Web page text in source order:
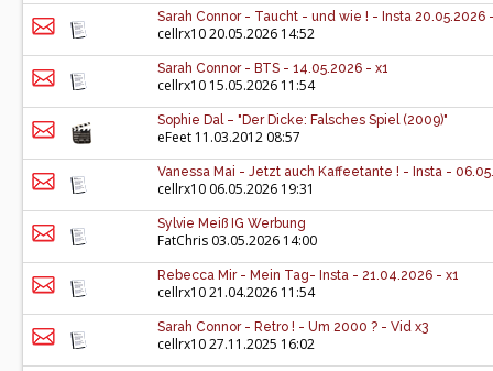
Sarah Connor - Taucht - und wie ! - Insta 20.05.2026
cellrx1020.05.2026 14:52
Sarah Connor - BTS - 14.05.2026 - x1
cellrx10 15.05.2026 11:54
Sophie Dal – "Der Dicke: Falsches Spiel (2009)"
eFeet 11.03.2012 08:57
Vanessa Mai - Jetzt auch Kaffeetante ! - Insta -
cellrx10 06.05.2026 19:31
Sylvie Meiß IG Werbung
FatChris 03.05.2026 14:00
Rebecca Mir - Mein Tag- Insta - 21.04.2026 - x1
cellrx1021.04.2026 11:54
Sarah Connor - Retro ! - Um 2000 ? - Vid x3
cellrx1027.11.2025 16:02